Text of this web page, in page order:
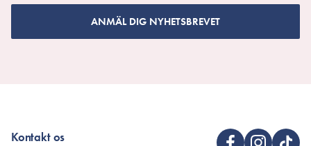
ANMÄL DIG NYHETSBREVET
Kontakt os